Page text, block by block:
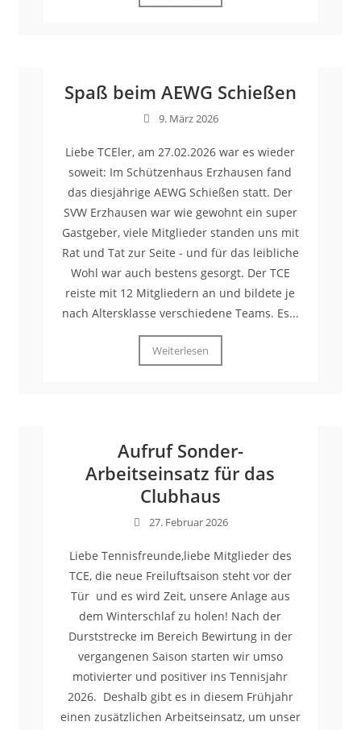
Spaß beim AEWG Schießen
9. März 2026
Liebe TCEler, am 27.02.2026 war es wieder
soweit: Im Schützenhaus Erzhausen fand
das diesjährige AEWG Schießen statt. Der
SVW Erzhausen war wie gewohnt ein super
Gastgeber, viele Mitglieder standen uns mit
Rat und Tat zur Seite - und für das leibliche
Wohl war auch bestens gesorgt. Der TCE
reiste mit 12 Mitgliedern an und bildete je
nach Altersklasse verschiedene Teams. Es...
Weiterlesen
Aufruf Sonder-
Arbeitseinsatz für das
Clubhaus
27. Februar 2026
Liebe Tennisfreunde,liebe Mitglieder des
TCE, die neue Freiluftsaison steht vor der
Tür und es wird Zeit, unsere Anlage aus
dem Winterschlaf zu holen! Nach der
Durststrecke im Bereich Bewirtung in der
vergangenen Saison starten wir umso
motivierter und positiver ins Tennisjahr
2026. Deshalb gibt es in diesem Frühjahr
einen zusätzlichen Arbeitseinsatz, um unser